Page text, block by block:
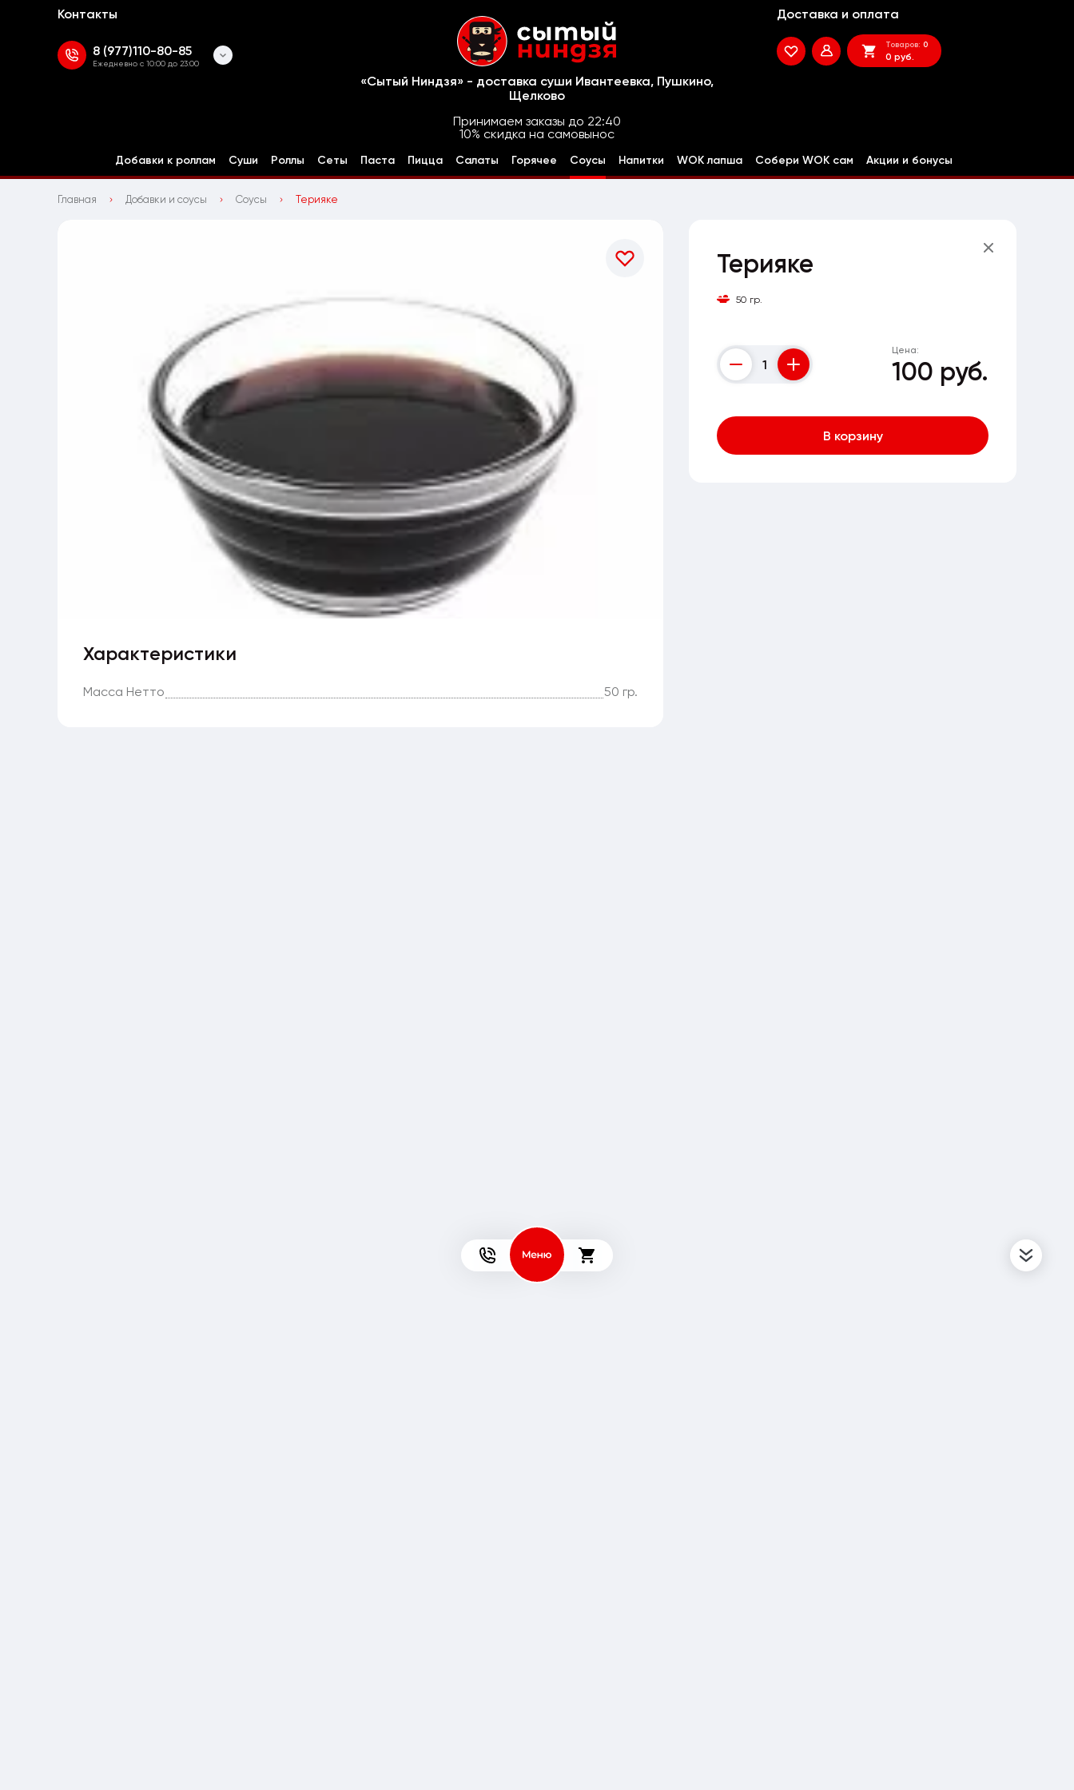
Контакты
8 (977)110-80-85
Ежедневно с 10:00 до 23:00
Доставка и оплата
Товаров: 0
0 руб.
«Сытый Ниндзя» - доставка суши Ивантеевка, Пушкино,
Щелково
Принимаем заказы до 22:40
10% скидка на самовынос
Добавки к роллам Суши Роллы Сеты Паста Пицца Салаты Горячее Соусы Напитки WOK лапша Собери WOK сам Акции и бонусы
Главная Добавки и соусы Соусы Терияке
Терияке
50 гр.
Counter
Цена:
100 руб.
В корзину
Характеристики
Масса Нетто 50 гр.